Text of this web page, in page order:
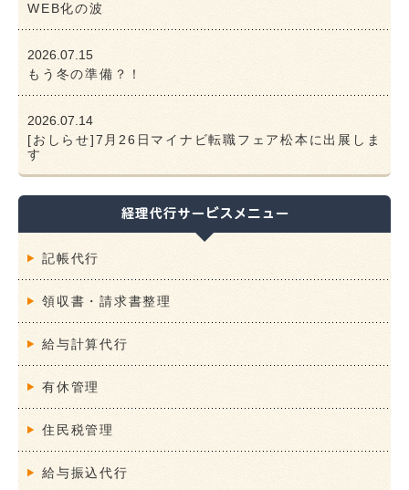
WEB化の波
2026.07.15
もう冬の準備？！
2026.07.14
[おしらせ]7月26日マイナビ転職フェア松本に出展しま
す
記帳代行
領収書・請求書整理
給与計算代行
有休管理
住民税管理
給与振込代行